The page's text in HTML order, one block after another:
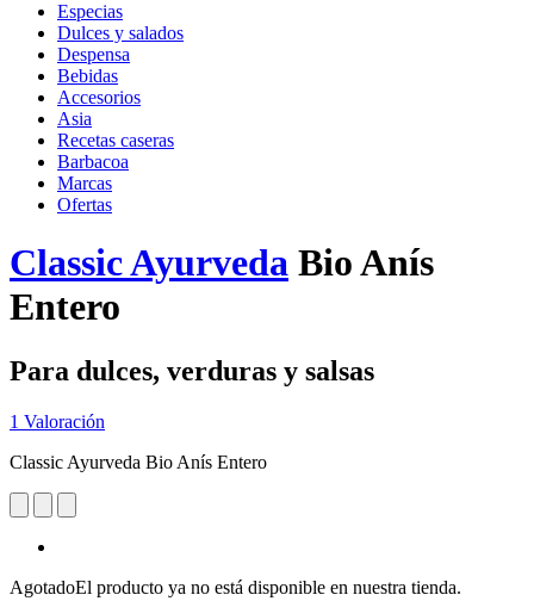
Especias
Dulces y salados
Despensa
Bebidas
Accesorios
Asia
Recetas caseras
Barbacoa
Marcas
Ofertas
Classic Ayurveda Bio Anís
Entero
Para dulces, verduras y salsas
1 Valoración
Classic Ayurveda Bio Anís Entero
AgotadoEl producto ya no está disponible en nuestra tienda.